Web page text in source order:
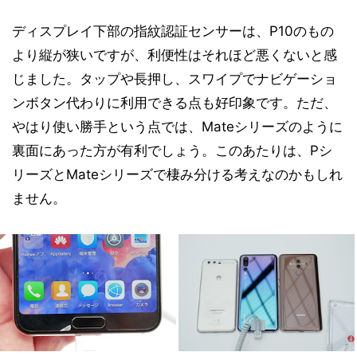
ディスプレイ下部の指紋認証センサーは、P10のもの
より縦が狭いですが、利便性はそれほど悪くないと感
じました。タップや長押し、スワイプでナビゲーショ
ンボタン代わりに利用できる点も好印象です。ただ、
やはり使い勝手という点では、Mateシリーズのように
裏面にあった方が有利でしょう。このあたりは、Pシ
リーズとMateシリーズで棲み分ける考えなのかもしれ
ません。